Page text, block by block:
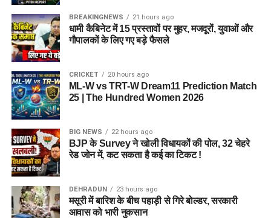
BREAKINGNEWS 21 hours ago
धामी कैबिनेट में 15 प्रस्तावों पर मुहर, मजदूरों, युवाओं और
गौपालकों के लिए गए बड़े फैसले
CRICKET 20 hours ago
ML-W vs TRT-W Dream11 Prediction Match
25 | The Hundred Women 2026
BIG NEWS 22 hours ago
BJP के Survey ने खोली विधायकों की पोल, 32 चेहरे
रेड जोन में, कट सकता है कई का टिकट !
DEHRADUN 23 hours ago
मसूरी में बारिश के बीच पहाड़ी से गिरे बोल्डर, सरकारी
आवास को भारी नुकसान